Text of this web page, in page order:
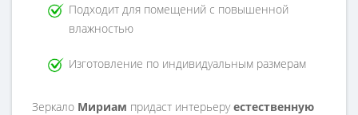
Подходит для помещений с повышенной
влажностью
Изготовление по индивидуальным размерам
Зеркало Мириам придаст интерьеруестественную